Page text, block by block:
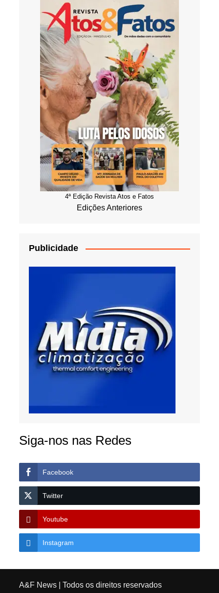
4ª Edição Revista Atos e Fatos
Edições Anteriores
Publicidade
Siga-nos nas Redes
Facebook
Twitter
Youtube
Instagram
A&F News| Todos os direitos reservados